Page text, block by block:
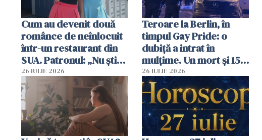
Cum au devenit două
românce de neînlocuit
într-un restaurant din
SUA. Patronul: „Nu știu
ce o să mă fac fără voi”
26 IULIE 2026
Teroare la Berlin, în
timpul Gay Pride: o
dubiță a intrat în
mulțime. Un mort și 15
răniți
26 IULIE 2026